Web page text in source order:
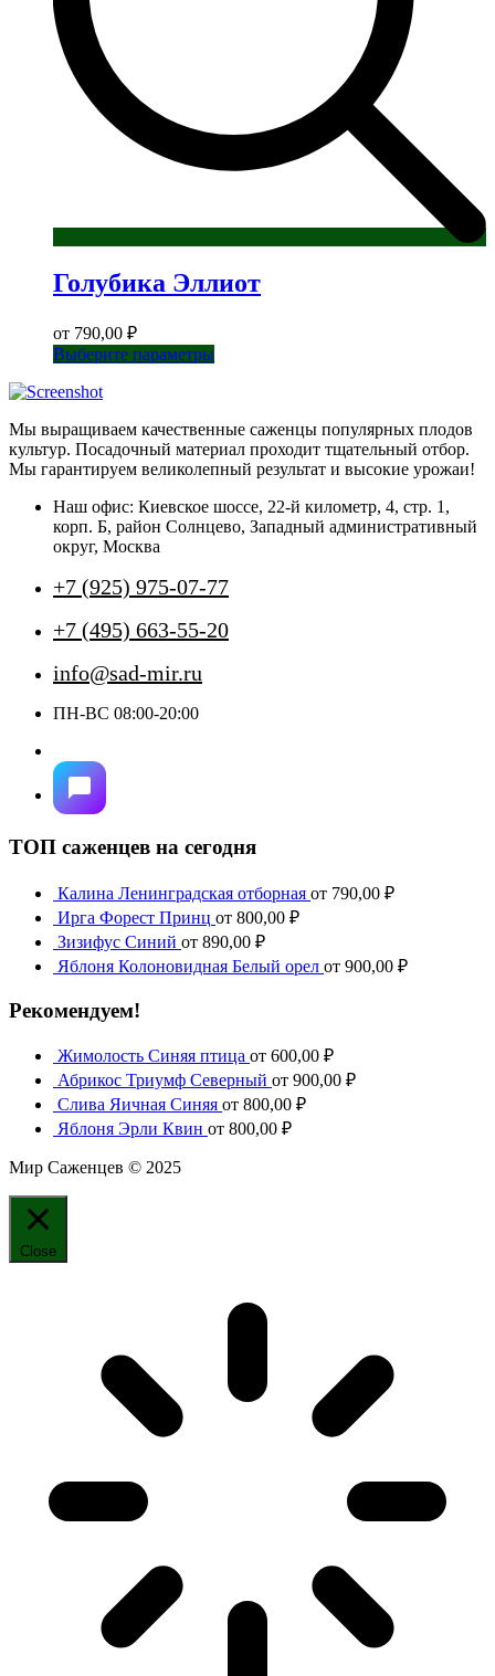
Голубика Эллиот
от 790,00 ₽
Выберите параметрыЭтот
вариаций.
Опции
можно
на
странице
Мы выращиваем качественные саженцы популярных плодов
культур. Посадочный материал проходит тщательный отбор.
Мы гарантируем великолепный результат и высокие урожаи!
Наш офис: Киевское шоссе, 22-й километр, 4, стр. 1,
корп. Б, район Солнцево, Западный административный
округ, Москва
+7 (925) 975-07-77
+7 (495) 663-55-20
info@sad-mir.ru
ПН-ВС 08:00-20:00
ТОП саженцев на сегодня
Калина Ленинградская отборная от 790,00 ₽
Ирга Форест Принц от 800,00 ₽
Зизифус Синий от 890,00 ₽
Яблоня Колоновидная Белый орел от 900,00 ₽
Рекомендуем!
Жимолость Синяя птица от 600,00 ₽
Абрикос Триумф Северный от 900,00 ₽
Слива Яичная Синяя от 800,00 ₽
Яблоня Эрли Квин от 800,00 ₽
Мир Саженцев © 2025
Close